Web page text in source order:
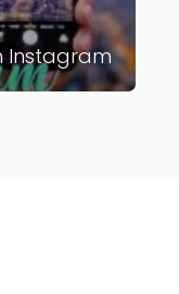
Instagram